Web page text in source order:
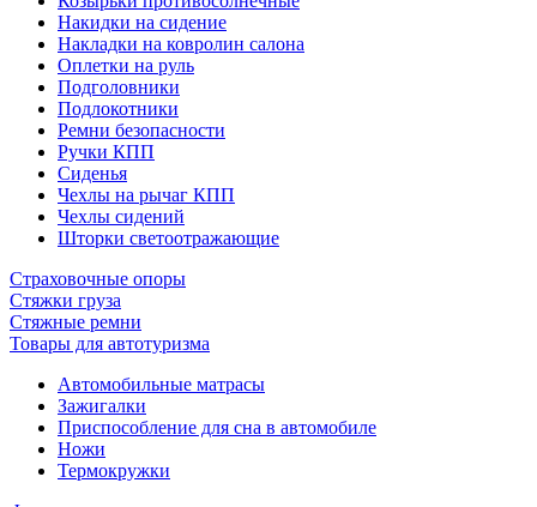
Накидки на сидение
Накладки на ковролин салона
Оплетки на руль
Подголовники
Подлокотники
Ремни безопасности
Ручки КПП
Сиденья
Чехлы на рычаг КПП
Чехлы сидений
Шторки светоотражающие
Страховочные опоры
Стяжки груза
Стяжные ремни
Товары для автотуризма
Автомобильные матрасы
Зажигалки
Приспособление для сна в автомобиле
Ножи
Термокружки